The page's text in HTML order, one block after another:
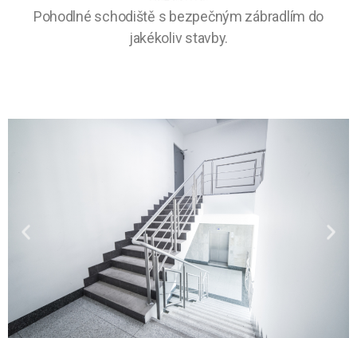
Pohodlné schodiště s bezpečným zábradlím do
jakékoliv stavby.